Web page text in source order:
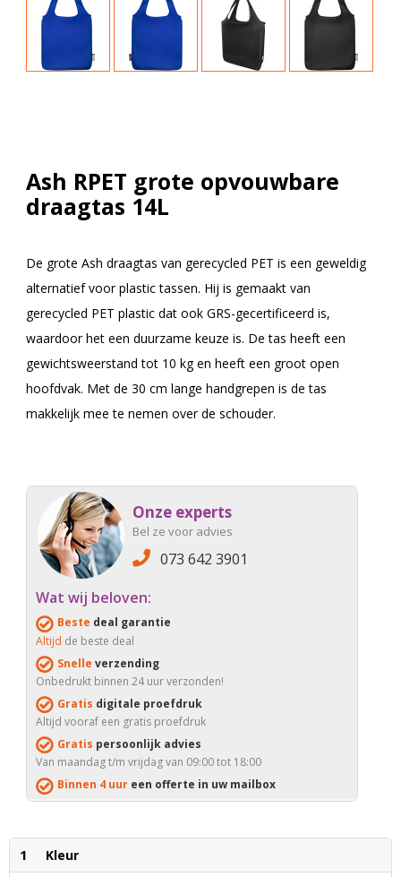
Ash RPET grote opvouwbare
draagtas 14L
De grote Ash draagtas van gerecycled PET is een geweldig
alternatief voor plastic tassen. Hij is gemaakt van
gerecycled PET plastic dat ook GRS-gecertificeerd is,
waardoor het een duurzame keuze is. De tas heeft een
gewichtsweerstand tot 10 kg en heeft een groot open
hoofdvak. Met de 30 cm lange handgrepen is de tas
makkelijk mee te nemen over de schouder.
Onze experts
Bel ze voor advies
073 642 3901
Wat wij beloven:
Beste deal garantie
Altijd de beste deal
Snelle verzending
Onbedrukt binnen 24 uur verzonden!
Gratis digitale proefdruk
Altijd vooraf een gratis proefdruk
Gratis persoonlijk advies
Van maandag t/m vrijdag van 09:00 tot 18:00
Binnen 4 uur een offerte in uw mailbox
1 Kleur